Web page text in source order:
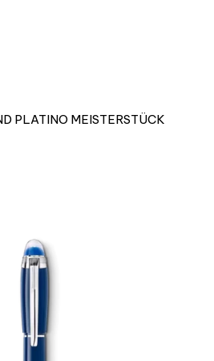
PLATINO MEISTERSTÜCK